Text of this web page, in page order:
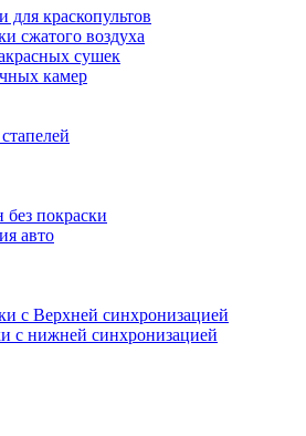
краскопультов
сжатого воздуха
сушек
камер
покраски
авто
с Верхней синхронизацией
с нижней синхронизацией